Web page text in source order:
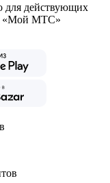
для действующих
«Мой МТС»